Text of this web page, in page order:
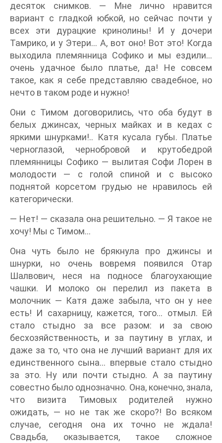
десяток снимков. — Мне лично нравится
вариант с гладкой юбкой, но сейчас почти у
всех эти дурацкие кринолины! И у дочери
Тамрико, и у Этери… А, вот оно! Вот это! Когда
выходила племянница Софико и мы ездили…
очень удачное было платье, да! Не совсем
такое, как я себе представляю свадебное, но
нечто в таком роде и нужно!
Они с Тимом договорились, что оба будут в
белых джинсах, черных майках и в кедах с
яркими шнурками!.. Катя кусала губы. Платье
черноглазой, чернобровой и крутобедрой
племянницы Софико — вылитая Софи Лорен в
молодости — с голой спиной и с высоко
поднятой корсетом грудью не нравилось ей
категорически.
— Нет! — сказала она решительно. — Я такое не
хочу! Мы с Тимом…
Она чуть было не брякнула про джинсы и
шнурки, но очень вовремя появился Отар
Шалвович, неся на подносе благоухающие
чашки. И молоко он перелил из пакета в
молочник — Катя даже забыла, что он у нее
есть! И сахарницу, кажется, того… отмыл. Ей
стало стыдно за все разом: и за свою
бесхозяйственность, и за паутину в углах, и
даже за то, что она не лучший вариант для их
единственного сына… впервые стало стыдно
за это. Ну или почти стыдно. А за паутину
совестно было однозначно. Она, конечно, знала,
что визита Тимовых родителей нужно
ожидать, — но не так же скоро?! Во всяком
случае, сегодня она их точно не ждала!
Свадьба, оказывается, такое сложное